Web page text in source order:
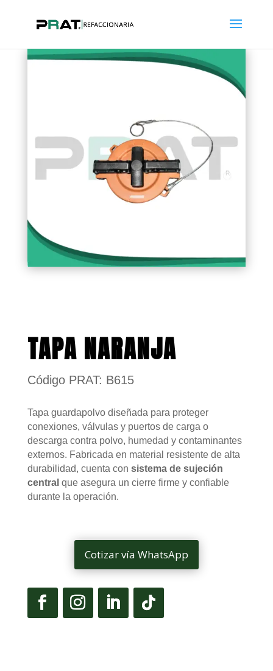
TAPA NARANJA
Código PRAT: B615
Tapa guardapolvo diseñada para proteger
conexiones, válvulas y puertos de carga o
descarga contra polvo, humedad y contaminantes
externos. Fabricada en material resistente de alta
durabilidad, cuenta con sistema de sujeción
central que asegura un cierre firme y confiable
durante la operación.
Cotizar vía WhatsApp